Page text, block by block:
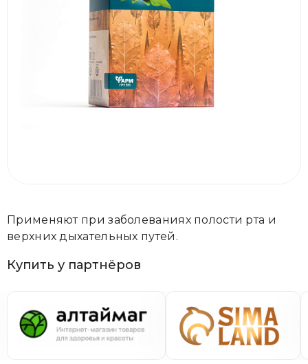
Применяют при заболеваниях полости рта и
верхних дыхательных путей.
Купить у партнёров